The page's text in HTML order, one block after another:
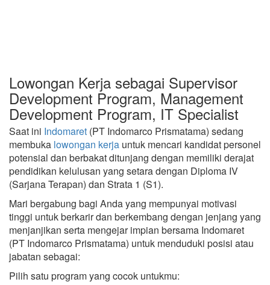
Lowongan Kerja sebagai Supervisor
Development Program, Management
Development Program, IT Specialist
Saat ini Indomaret (PT Indomarco Prismatama) sedang
membuka lowongan kerja untuk mencari kandidat personel
potensial dan berbakat ditunjang dengan memiliki derajat
pendidikan kelulusan yang setara dengan Diploma IV
(Sarjana Terapan) dan Strata 1 (S1).
Mari bergabung bagi Anda yang mempunyai motivasi
tinggi untuk berkarir dan berkembang dengan jenjang yang
menjanjikan serta mengejar impian bersama Indomaret
(PT Indomarco Prismatama) untuk menduduki posisi atau
jabatan sebagai:
Pilih satu program yang cocok untukmu: